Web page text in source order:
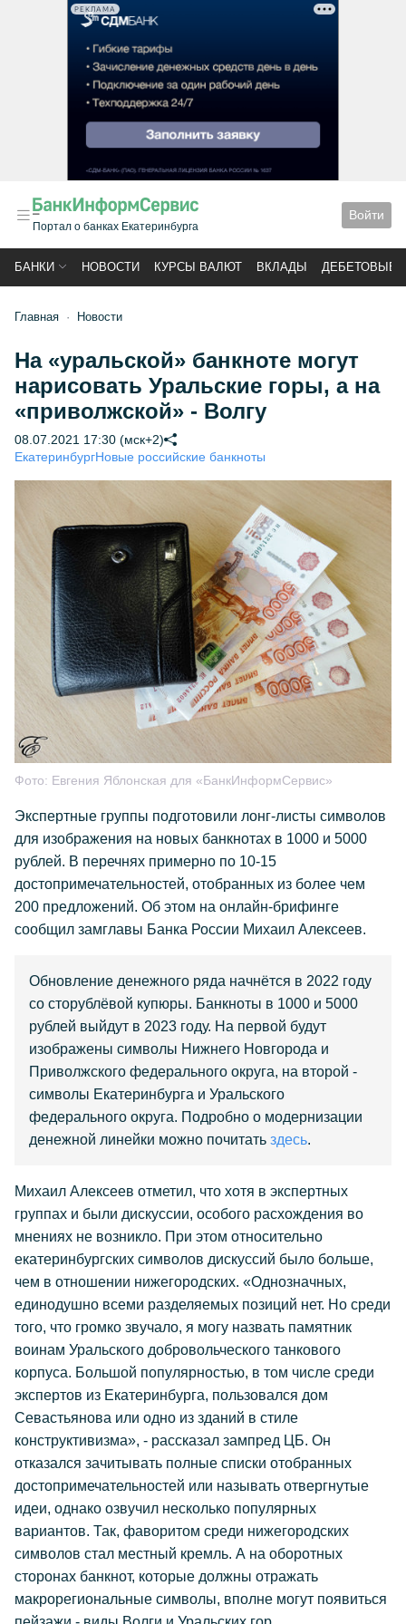
РЕКЛАМА
Портал о банках Екатеринбурга
Войти
БАНКИ НОВОСТИ КУРСЫ ВАЛЮТ ВКЛАДЫ ДЕБЕТОВЫЕ
Главная Новости
На «уральской» банкноте могут
нарисовать Уральские горы, а на
«приволжской» - Волгу
08.07.2021 17:30 (мск+2)
ЕкатеринбургНовые российские банкноты
Фото: Евгения Яблонская для «БанкИнформСервис»
Экспертные группы подготовили лонг-листы символов
для изображения на новых банкнотах в 1000 и 5000
рублей. В перечнях примерно по 10-15
достопримечательностей, отобранных из более чем
200 предложений. Об этом на онлайн-брифинге
сообщил замглавы Банка России Михаил Алексеев.
Обновление денежного ряда начнётся в 2022 году
со сторублёвой купюры. Банкноты в 1000 и 5000
рублей выйдут в 2023 году. На первой будут
изображены символы Нижнего Новгорода и
Приволжского федерального округа, на второй -
символы Екатеринбурга и Уральского
федерального округа. Подробно о модернизации
денежной линейки можно почитать здесь.
Михаил Алексеев отметил, что хотя в экспертных
группах и были дискуссии, особого расхождения во
мнениях не возникло. При этом относительно
екатеринбургских символов дискуссий было больше,
чем в отношении нижегородских. «Однозначных,
единодушно всеми разделяемых позиций нет. Но среди
того, что громко звучало, я могу назвать памятник
воинам Уральского добровольческого танкового
корпуса. Большой популярностью, в том числе среди
экспертов из Екатеринбурга, пользовался дом
Севастьянова или одно из зданий в стиле
конструктивизма», - рассказал зампред ЦБ. Он
отказался зачитывать полные списки отобранных
достопримечательностей или называть отвергнутые
идеи, однако озвучил несколько популярных
вариантов. Так, фаворитом среди нижегородских
символов стал местный кремль. А на оборотных
сторонах банкнот, которые должны отражать
макрорегиональные символы, вполне могут появиться